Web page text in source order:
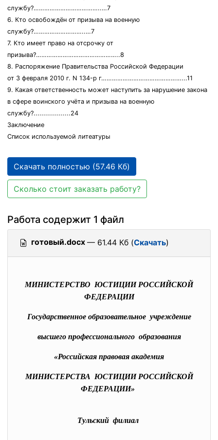
службу?………………………………..…7
6. Кто освобождён от призыва на военную
службу?………………………..…7
7. Кто имеет право на отсрочку от
призыва?………………………………………..8
8. Распоряжение Правительства Российской Федерации
от 3 февраля 2010 г. N 134-р г………………………………………...11
9. Какая ответственность может наступить за нарушение закона
в сфере воинского учёта и призыва на военную
службу?...................24
Заключение
Список используемой литеатуры
Скачать полностью (57.46 Кб)
Сколько стоит заказать работу?
Работа содержит 1 файл
готовый.docx — 61.44 Кб (Скачать)
МИНИСТЕРСТВО ЮСТИЦИИ РОССИЙСКОЙ
ФЕДЕРАЦИИ
Государственное образовательное учреждение
высшего профессионального образования
«Российская правовая академия
МИНИСТЕРСТВА ЮСТИЦИИ РОССИЙСКОЙ
ФЕДЕРАЦИИ»
Тульский филиал